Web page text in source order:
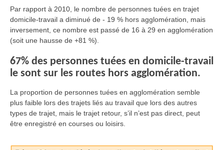
Par rapport à 2010, le nombre de personnes tuées en trajet
domicile-travail a diminué de - 19 % hors agglomération, mais
inversement, ce nombre est passé de 16 à 29 en agglomération
(soit une hausse de +81 %)
67% des personnes tuées en domicile-travail
le sont sur les routes hors agglomération.
La proportion de personnes tuées en agglomération semble
plus faible lors des trajets liés au travail que lors des autres
types de trajet, mais le trajet retour, s’il n’est pas direct, peut
être enregistré en courses ou loisirs.